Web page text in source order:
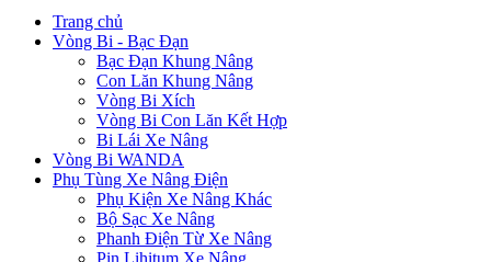
Trang chủ
Vòng Bi - Bạc Đạn
Bạc Đạn Khung Nâng
Con Lăn Khung Nâng
Vòng Bi Xích
Vòng Bi Con Lăn Kết Hợp
Bi Lái Xe Nâng
Vòng Bi WANDA
Phụ Tùng Xe Nâng Điện
Phụ Kiện Xe Nâng Khác
Bộ Sạc Xe Nâng
Phanh Điện Từ Xe Nâng
Pin Lihitum Xe Nâng